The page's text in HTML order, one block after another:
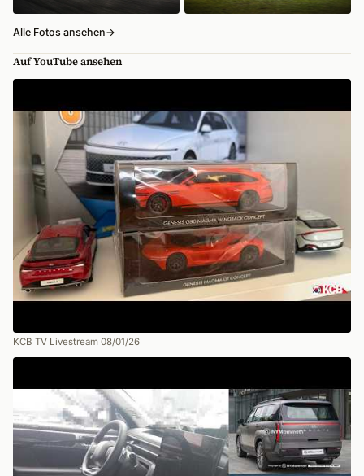
Alle Fotos ansehen→
Auf YouTube ansehen
KCB TV Livestream 08/01/26